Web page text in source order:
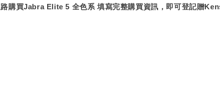
購買Jabra Elite 5 全色系 填寫完整購買資訊，即可登記贈